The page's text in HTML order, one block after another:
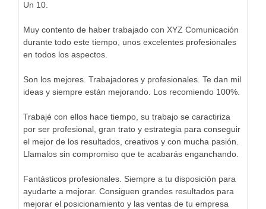
Un 10.
Muy contento de haber trabajado con XYZ Comunicación
durante todo este tiempo, unos excelentes profesionales
en todos los aspectos.
Son los mejores. Trabajadores y profesionales. Te dan mil
ideas y siempre están mejorando. Los recomiendo 100%.
Trabajé con ellos hace tiempo, su trabajo se caractiriza
por ser profesional, gran trato y estrategia para conseguir
el mejor de los resultados, creativos y con mucha pasión.
Llamalos sin compromiso que te acabarás enganchando.
Fantásticos profesionales. Siempre a tu disposición para
ayudarte a mejorar. Consiguen grandes resultados para
mejorar el posicionamiento y las ventas de tu empresa